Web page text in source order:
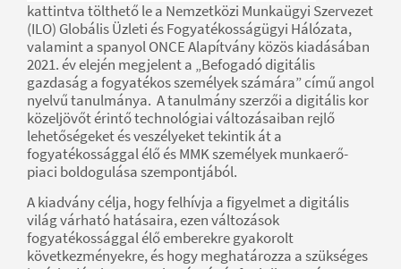
kattintva tölthető le a Nemzetközi Munkaügyi Szervezet
(ILO) Globális Üzleti és Fogyatékosságügyi Hálózata,
valamint a spanyol ONCE Alapítvány közös kiadásában
2021. év elején megjelent a „Befogadó digitális
gazdaság a fogyatékos személyek számára” című angol
nyelvű tanulmánya. A tanulmány szerzői a digitális kor
közeljövőt érintő technológiai változásaiban rejlő
lehetőségeket és veszélyeket tekintik át a
fogyatékossággal élő és MMK személyek munkaerő-
piaci boldogulása szempontjából.
A kiadvány célja, hogy felhívja a figyelmet a digitális
világ várható hatásaira, ezen változások
fogyatékossággal élő emberekre gyakorolt
következményekre, és hogy meghatározza a szükséges